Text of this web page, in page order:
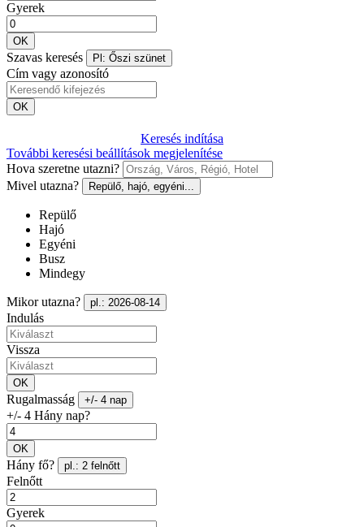
Gyerek
OK
Szavas keresés Pl: Őszi szünet
Cím vagy azonosító
OK
Keresés indítása
További keresési beállítások megjelenítése
Hova szeretne utazni?
Mivel utazna?
Repülő, hajó, egyéni...
Repülő
Hajó
Egyéni
Busz
Mindegy
Mikor utazna? pl.: 2026-08-14
Indulás
Vissza
OK
Rugalmasság +/- 4 nap
+/- 4 Hány nap?
OK
Hány fő? pl.: 2 felnőtt
Felnőtt
Gyerek